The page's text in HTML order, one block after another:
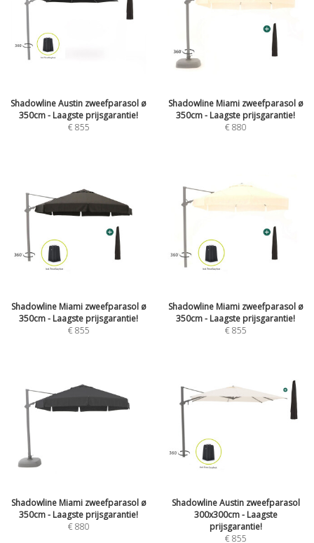
Shadowline Austin zweefparasol ø
350cm - Laagste prijsgarantie!
€855
Shadowline Miami zweefparasol ø
350cm - Laagste prijsgarantie!
€880
Shadowline Miami zweefparasol ø
350cm - Laagste prijsgarantie!
€855
Shadowline Miami zweefparasol ø
350cm - Laagste prijsgarantie!
€855
Shadowline Miami zweefparasol ø
350cm - Laagste prijsgarantie!
€880
Shadowline Austin zweefparasol
300x300cm - Laagste
prijsgarantie!
€855